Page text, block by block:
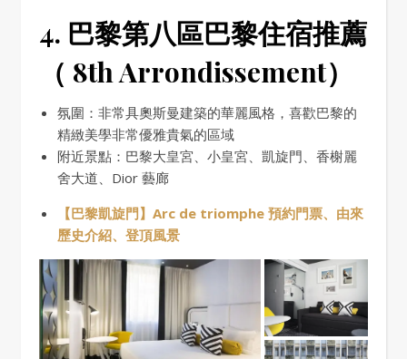
4. 巴黎第八區巴黎住宿推薦
（ 8th Arrondissement）
氛圍：非常具奧斯曼建築的華麗風格，喜歡巴黎的
精緻美學非常優雅貴氣的區域
附近景點：巴黎大皇宮、小皇宮、凱旋門、香榭麗
舍大道、Dior 藝廊
【巴黎凱旋門】Arc de triomphe 預約門票、由來
歷史介紹、登頂風景